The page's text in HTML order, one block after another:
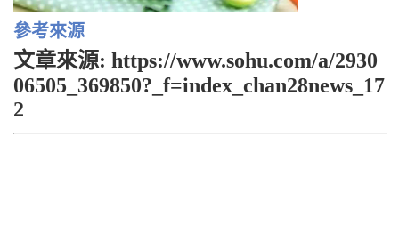
參考來源
文章來源: https://www.sohu.com/a/2930
06505_369850?_f=index_chan28news_17
2